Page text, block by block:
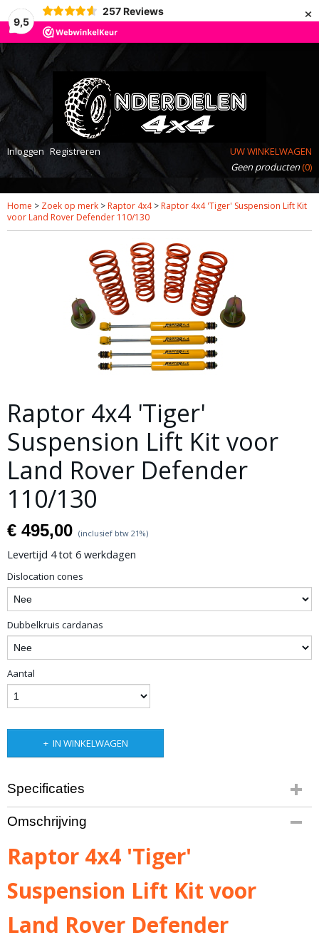
9,5
257 Reviews ×
Inloggen Registreren
UW WINKELWAGEN
Geen producten(0)
Home > Zoek op merk > Raptor 4x4> Raptor 4x4 'Tiger' Suspension Lift Kit
voor Land Rover Defender 110/130
Raptor 4x4 'Tiger'
Suspension Lift Kit voor
Land Rover Defender
110/130
€ 495,00 (inclusief btw 21%)
Levertijd 4 tot 6 werkdagen
Dislocation cones
Dubbelkruis cardanas
Aantal
IN WINKELWAGEN
Specificaties
Productcode
10-1414
Productcode leverancier
011215
25,00 Kg
Omschrijving
Raptor 4x4 'Tiger'
Suspension Lift Kit voor
Land Rover Defender